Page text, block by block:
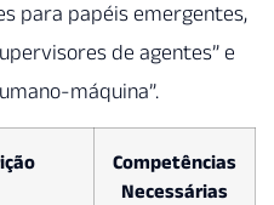
para papéis emergentes,
de agentes” e
máquina”.
Competências
Necessárias